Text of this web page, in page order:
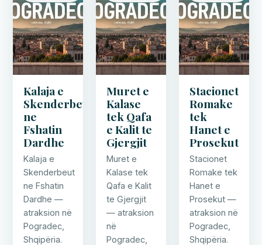
Kalaja e
Skenderbeut
ne
Fshatin
Dardhe
Kalaja e
Skenderbeut
ne Fshatin
Dardhe —
atraksion në
Pogradec,
Shqipëria.
Muret e
Kalase
tek Qafa
e Kalit te
Gjergjit
Muret e
Kalase tek
Qafa e Kalit
te Gjergjit
— atraksion
në
Pogradec,
Stacionet
Romake
tek
Hanet e
Prosekut
Stacionet
Romake tek
Hanet e
Prosekut —
atraksion në
Pogradec,
Shqipëria.